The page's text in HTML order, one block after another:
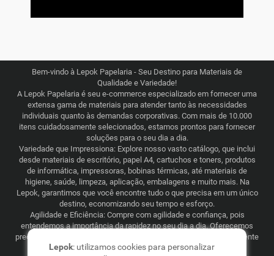
Bem-vindo à Lepok Papelaria - Seu Destino para Materiais de
Qualidade e Variedade!
A Lepok Papelaria é seu e-commerce especializado em fornecer uma
extensa gama de materiais para atender tanto às necessidades
individuais quanto às demandas corporativas. Com mais de 10.000
itens cuidadosamente selecionados, estamos prontos para fornecer
soluções para o seu dia a dia.
Variedade que Impressiona: Explore nosso vasto catálogo, que inclui
desde materiais de escritório, papel A4, cartuchos e toners, produtos
de informática, impressoras, bobinas térmicas, até materiais de
higiene, saúde, limpeza, aplicação, embalagens e muito mais. Na
Lepok, garantimos que você encontre tudo o que precisa em um único
destino, economizando seu tempo e esforço.
Agilidade e Eficiência: Compre com agilidade e confiança, pois
entendemos a importância da rapidez no seu dia a dia. Oferecemos
preços justos e competitivos, combinados com uma logística eficiente
que abrange todo o Brasil. Seja para consumo recorrente ou
Lepok: utilizamos cookies para personalizar